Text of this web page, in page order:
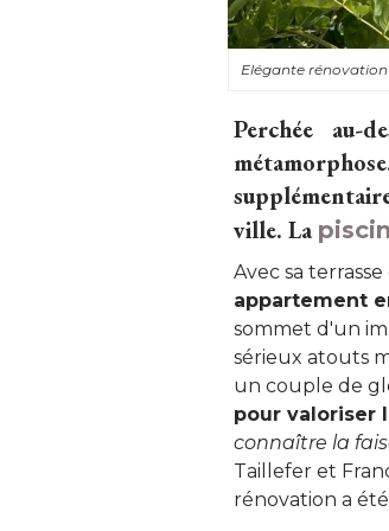
Elégante
Perchée au-
ville. La
Avec sa
appartement
sommet d'un
sérieux atouts
un couple de
pour valoriser
connaître la
Taillefer et
rénovation a